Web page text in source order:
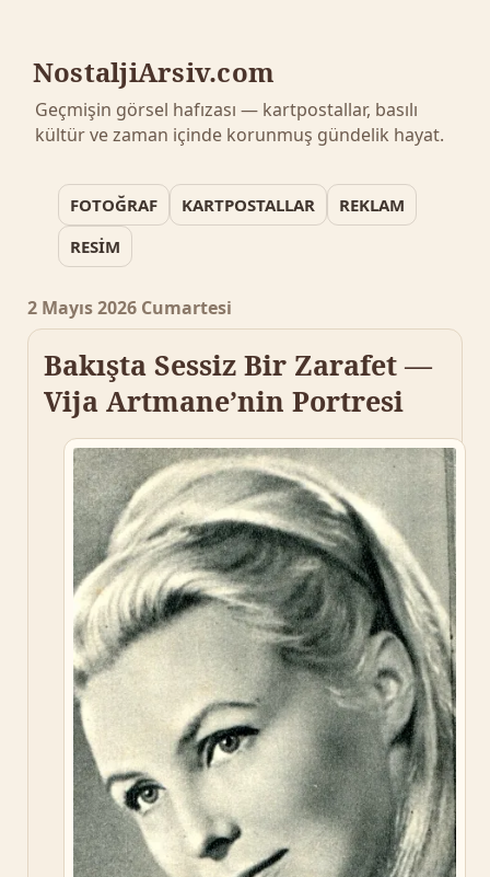
NostaljiArsiv.com
Geçmişin görsel hafızası — kartpostallar, basılı
kültür ve zaman içinde korunmuş gündelik hayat.
FOTOĞRAF KARTPOSTALLAR
REKLAM
RESİM
2 Mayıs 2026 Cumartesi
Bakışta Sessiz Bir Zarafet —
Vija Artmane’nin Portresi